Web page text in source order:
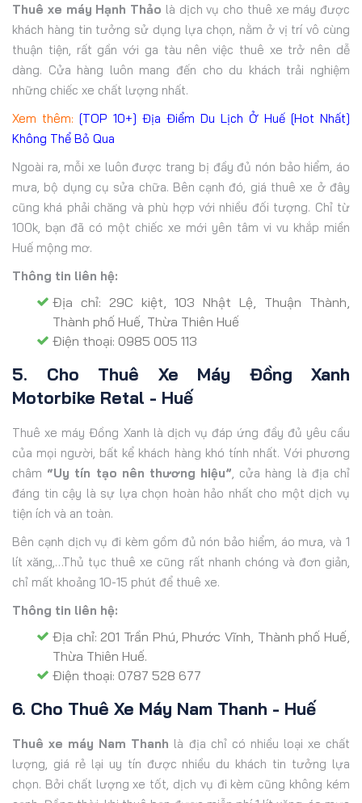
Thuê xe máy Hạnh Thảo là dịch vụ cho thuê xe máy được
khách hàng tin tưởng sử dụng lựa chọn, nằm ở vị trí vô cùng
thuận tiện, rất gần với ga tàu nên việc thuê xe trở nên dễ
dàng. Cửa hàng luôn mang đến cho du khách trải nghiệm
những chiếc xe chất lượng nhất.
Xem thêm: [TOP 10+] Địa Điểm Du Lịch Ở Huế [Hot Nhất]
Không Thể Bỏ Qua
Ngoài ra, mỗi xe luôn được trang bị đầy đủ nón bảo hiểm, áo
mưa, bộ dụng cụ sửa chữa. Bên cạnh đó, giá thuê xe ở đây
cũng khá phải chăng và phù hợp với nhiều đối tượng. Chỉ từ
100k, bạn đã có một chiếc xe mới yên tâm vi vu khắp miền
Huế mộng mơ.
Thông tin liên hệ:
Địa chỉ: 29C kiệt, 103 Nhật Lệ, Thuận Thành,
Thành phố Huế, Thừa Thiên Huế
Điện thoại: 0985 005 113
5. Cho Thuê Xe Máy Đồng Xanh
Motorbike Retal - Huế
Thuê xe máy Đồng Xanh là dịch vụ đáp ứng đầy đủ yêu cầu
của mọi người, bất kể khách hàng khó tính nhất. Với phương
châm “Uy tín tạo nên thương hiệu”, cửa hàng là địa chỉ
đáng tin cậy là sự lựa chọn hoàn hảo nhất cho một dịch vụ
tiện ích và an toàn.
Bên cạnh dịch vụ đi kèm gồm đủ nón bảo hiểm, áo mưa, và 1
lít xăng,…Thủ tục thuê xe cũng rất nhanh chóng và đơn giản,
chỉ mất khoảng 10-15 phút để thuê xe.
Thông tin liên hệ:
Địa chỉ: 201 Trần Phú, Phước Vĩnh, Thành phố Huế,
Thừa Thiên Huế.
Điện thoại: 0787 528 677
6. Cho Thuê Xe Máy Nam Thanh - Huế
Thuê xe máy Nam Thanh là địa chỉ có nhiều loại xe chất
lượng, giá rẻ lại uy tín được nhiều du khách tin tưởng lựa
chọn. Bởi chất lượng xe tốt, dịch vụ đi kèm cũng không kém